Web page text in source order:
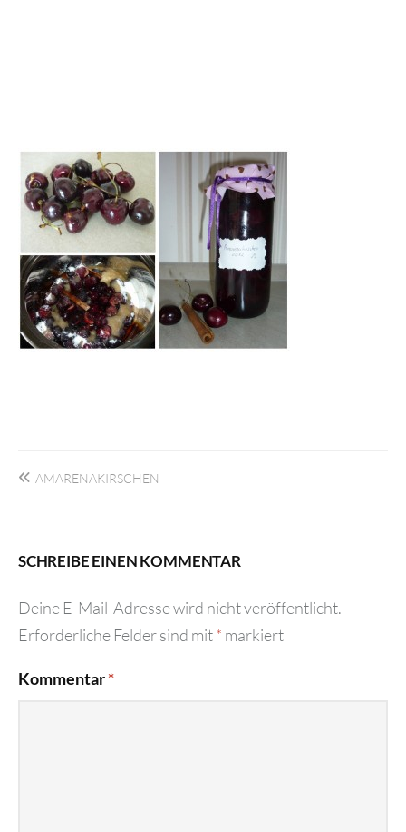
Beitragsnavigation
AMARENAKIRSCHEN
SCHREIBE EINEN KOMMENTAR
Deine E-Mail-Adresse wird nicht veröffentlicht.
Erforderliche Felder sind mit* markiert
Kommentar*